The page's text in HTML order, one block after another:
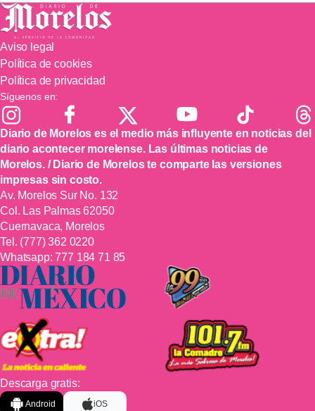
Aviso legal
Política de cookies
Política de privacidad
Síguenos en:
Diario de Morelos es el medio más influyente en noticias del
diario acontecer morelense. Las últimas noticias de
Morelos. / Diario de Morelos te comparte las versiones
impresas sin costo.
Av. Morelos Sur No. 132
Col. Las Palmas 62050
Cuernavaca, Morelos
Tel. (777) 362 0220
Whatsapp: 777 184 71 85
Descarga gratis:
Android iOS